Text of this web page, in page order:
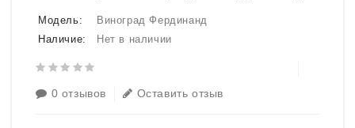
Модель:
Виноград Фердинанд
Наличие:
Нет в наличии
0 отзывов Оставить отзыв